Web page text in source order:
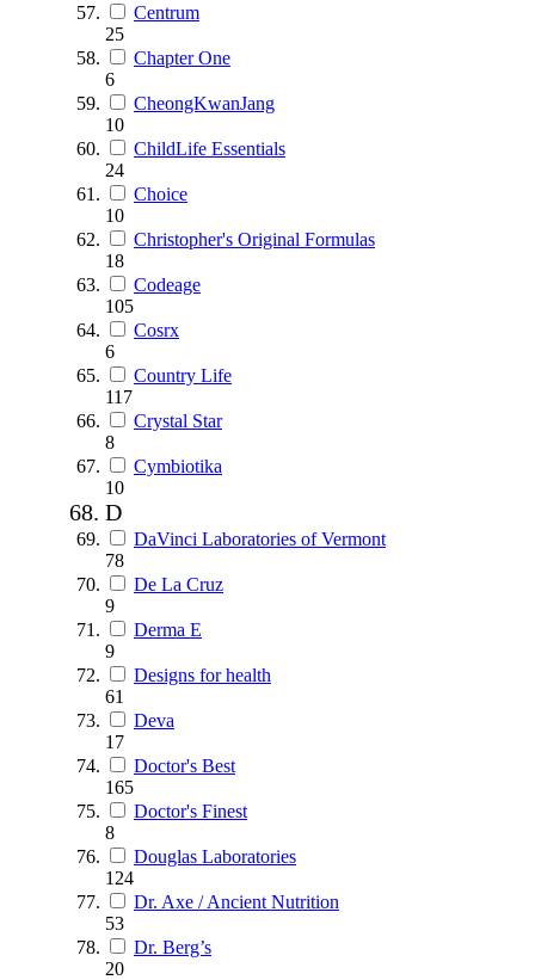
Centrum
25
Chapter One
6
CheongKwanJang
10
ChildLife Essentials
24
Choice
10
Christopher's Original Formulas
18
Codeage
105
Cosrx
6
Country Life
117
Crystal Star
8
Cymbiotika
10
D
DaVinci Laboratories of Vermont
78
De La Cruz
9
Derma E
9
Designs for health
61
Deva
17
Doctor's Best
165
Doctor's Finest
8
Douglas Laboratories
124
Dr. Axe / Ancient Nutrition
53
Dr. Berg’s
20